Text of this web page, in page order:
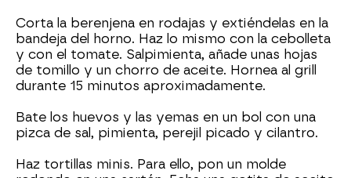
Corta la berenjena en rodajas y extiéndelas en la
bandeja del horno. Haz lo mismo con la cebolleta
y con el tomate. Salpimienta, añade unas hojas
de tomillo y un chorro de aceite. Hornea al grill
durante 15 minutos aproximadamente.
Bate los huevos y las yemas en un bol con una
pizca de sal, pimienta, perejil picado y cilantro.
Haz tortillas minis. Para ello, pon un molde